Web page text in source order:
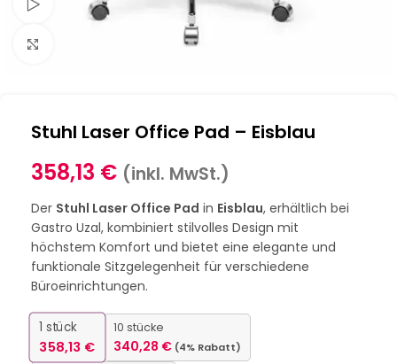
Schau Video
Stuhl Laser Office Pad – Eisblau
358,13 € (inkl. MwSt.)
Der Stuhl Laser Office Pad in Eisblau, erhältlich bei
Gastro Uzal, kombiniert stilvolles Design mit
höchstem Komfort und bietet eine elegante und
funktionale Sitzgelegenheit für verschiedene
Büroeinrichtungen.
1 stück
358,13 €
10 stücke
340,28 € (4% Rabatt)